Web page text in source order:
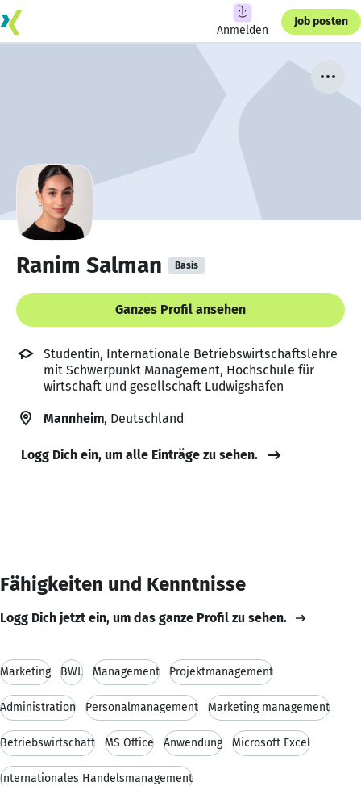
Anmelden
Job posten
Ranim Salman Basis
Ganzes Profil ansehen
Studentin, Internationale Betriebswirtschaftslehre
mit Schwerpunkt Management, Hochschule für
wirtschaft und gesellschaft Ludwigshafen
Mannheim, Deutschland
Logg Dich ein, um alle Einträge zu sehen.
Fähigkeiten und Kenntnisse
Logg Dich jetzt ein, um das ganze Profil zu sehen.
Marketing BWL Management Projektmanagement
Administration Personalmanagement Marketing management
Betriebswirtschaft MS Office Anwendung Microsoft Excel
Internationales Handelsmanagement